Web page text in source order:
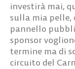
investirà mai,
sulla mia pelle,
pannello
sponsor
termine ma di
circuito del